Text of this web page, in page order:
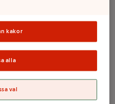
&
kakor
alla
val